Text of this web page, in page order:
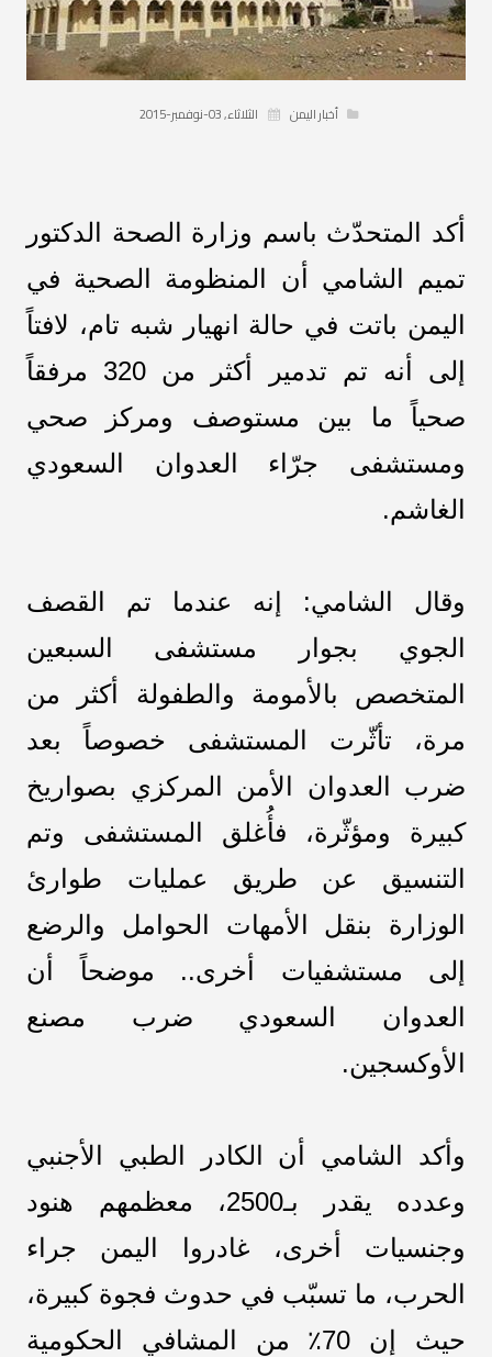
أخبار اليمن الثلاثاء, 03-نوفمبر-2015
أكد المتحدّث باسم وزارة الصحة الدكتور
تميم الشامي أن المنظومة الصحية في
اليمن باتت في حالة انهيار شبه تام، لافتاً
إلى أنه تم تدمير أكثر من 320 مرفقاً
صحياً ما بين مستوصف ومركز صحي
ومستشفى جرّاء العدوان السعودي
الغاشم.
وقال الشامي: إنه عندما تم القصف
الجوي بجوار مستشفى السبعين
المتخصص بالأمومة والطفولة أكثر من
مرة، تأثّرت المستشفى خصوصاً بعد
ضرب العدوان الأمن المركزي بصواريخ
كبيرة ومؤثّرة، فأُغلق المستشفى وتم
التنسيق عن طريق عمليات طوارئ
الوزارة بنقل الأمهات الحوامل والرضع
إلى مستشفيات أخرى.. موضحاً أن
العدوان السعودي ضرب مصنع
الأوكسجين.
وأكد الشامي أن الكادر الطبي الأجنبي
وعدده يقدر بـ2500، معظمهم هنود
وجنسيات أخرى، غادروا اليمن جراء
الحرب، ما تسبّب في حدوث فجوة كبيرة،
حيث إن 70٪ من المشافي الحكومية